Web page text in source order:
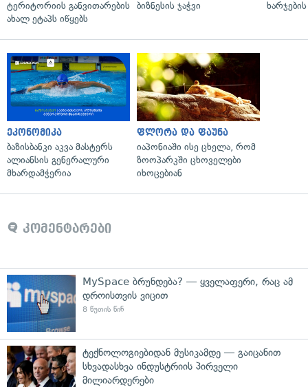
ტერიტორიის განვითარების
ახალ ეტაპს იწყებს
ბიზნესის ჯაჭვი
ეკონომიკა
ბაზისბანკი აკვა მასტერს
ალიანსის გენერალური
მხარდამჭერია
ფლორა და ფაუნა
იაპონიაში ისე ცხელა, რომ
ზოოპარკში ცხოველები
იხოცებიან
კომენტარები
MySpace ბრუნდება? — ყველაფერი, რაც ამ
დროისთვის ვიცით
8 წუთის წინ
ტექნოლოგიებიდან მუსიკამდე — გაიცანით
სხვადასხვა ინდუსტრიის პირველი
მილიარდერები